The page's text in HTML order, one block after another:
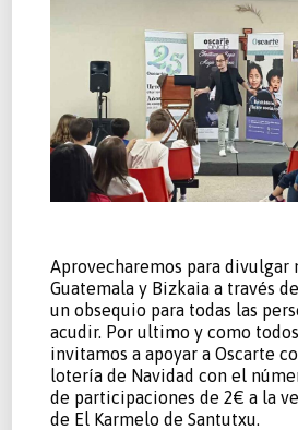
Aprovecharemos para divulgar
Guatemala y Bizkaia a través
un obsequio para todas las
acudir. Por ultimo y como
invitamos a apoyar a Oscarte
lotería de Navidad con el
de participaciones de 2€ a la
de El Karmelo de Santutxu.